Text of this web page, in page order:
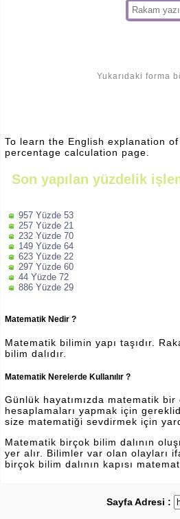
Yukarıdaki forma
To learn the English explanation
percentage calculation page.
Son yapılan yüzdelik
957 Yüzde 53
257 Yüzde 21
232 Yüzde 70
149 Yüzde 64
623 Yüzde 22
297 Yüzde 60
44 Yüzde 72
886 Yüzde 29
Matematik Nedir ?
Matematik bilimin yapı taşıdır.
bilim dalıdır.
Matematik Nerelerde Kullanılır ?
Günlük hayatımızda matematik bir
hesaplamaları yapmak için
size matematiği sevdirmek için
Matematik birçok bilim dalının
yer alır. Bilimler var olan olayları
birçok bilim dalının kapısı
Sayfa Adresi :